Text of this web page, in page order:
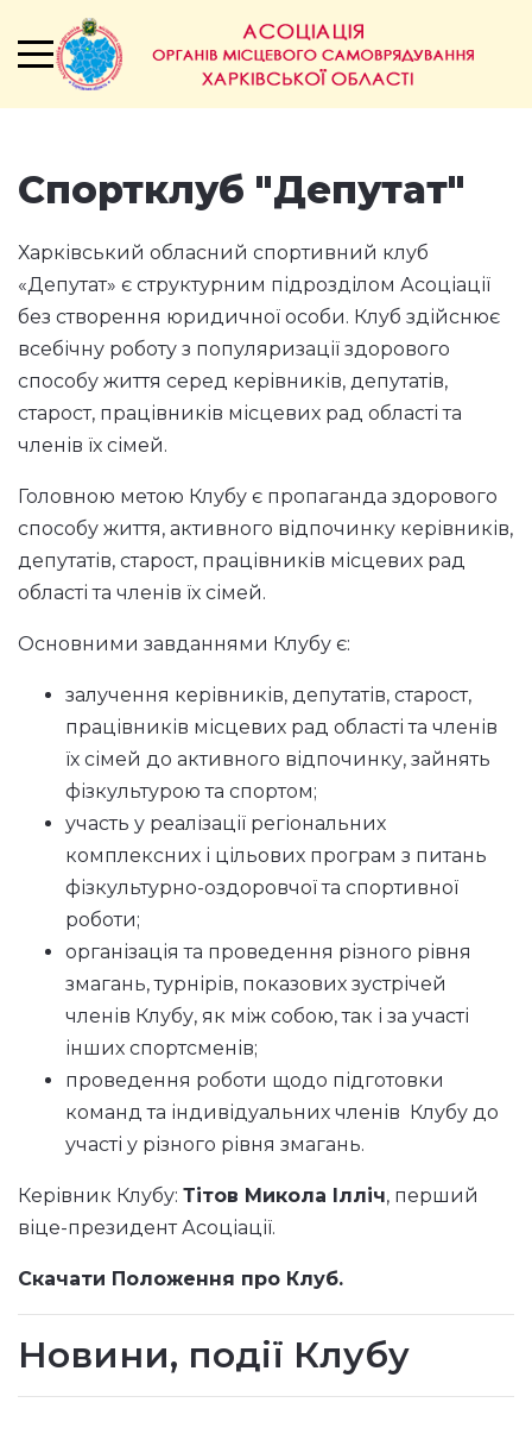
Спортклуб "Депутат"
Харківський обласний спортивний клуб
«Депутат» є структурним підрозділом Асоціації
без створення юридичної особи. Клуб здійснює
всебічну роботу з популяризації здорового
способу життя серед керівників, депутатів,
старост, працівників місцевих рад області та
членів їх сімей.
Головною метою Клубу є пропаганда здорового
способу життя, активного відпочинку керівників,
депутатів, старост, працівників місцевих рад
області та членів їх сімей.
Основними завданнями Клубу є:
залучення керівників, депутатів, старост,
працівників місцевих рад області та членів
їх сімей до активного відпочинку, зайнять
фізкультурою та спортом;
участь у реалізації регіональних
комплексних і цільових програм з питань
фізкультурно-оздоровчої та спортивної
роботи;
організація та проведення різного рівня
змагань, турнірів, показових зустрічей
членів Клубу, як між собою, так і за участі
інших спортсменів;
проведення роботи щодо підготовки
команд та індивідуальних членів Клубу до
участі у різного рівня змагань.
Керівник Клубу: Тітов Микола Ілліч, перший
віце-президент Асоціації.
Скачати Положення про Клуб.
Новини, події Клубу